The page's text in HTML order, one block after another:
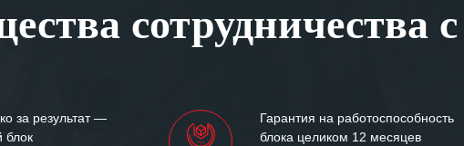
Мы высоко ценим сложившиеся между
«555» долгих лет успеха и процветания.
сотрудничества
за результат —
блок
Гарантия на работоспособность
блока целиком 12 месяцев